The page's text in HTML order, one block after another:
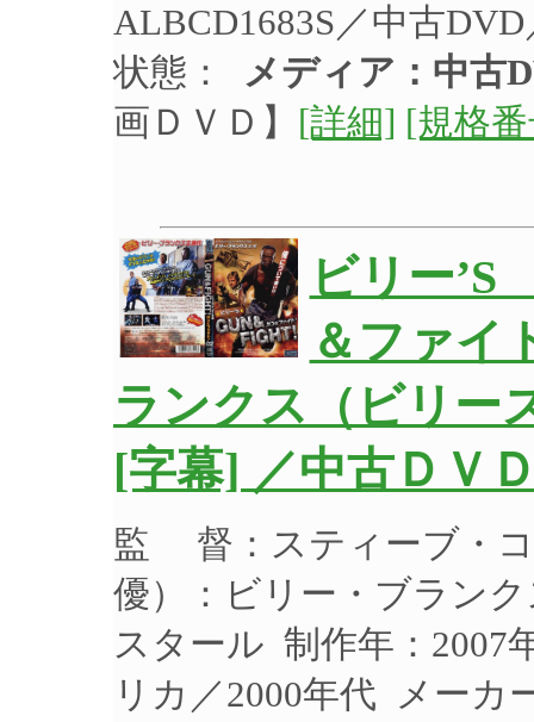
ALBCD1683S／中古
状態：
メディア：中古
画ＤＶＤ】 [詳細] [規格
ビリー
＆ファイ
ランクス（ビリ
[字幕] ／中古ＤＶ
監 督：スティーブ・
優）：ビリー・ブラン
スタール 制作年：
リカ／2000年代 メー